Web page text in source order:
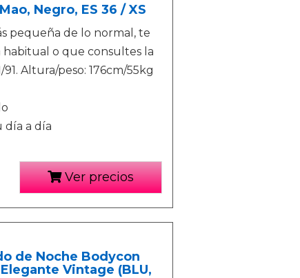
Negro, ES 36 / XS
pequeña de lo normal, te
o que consultes la
Altura/peso: 176cm/55kg
día a día
Ver precios
de Noche Bodycon
Vintage (BLU,